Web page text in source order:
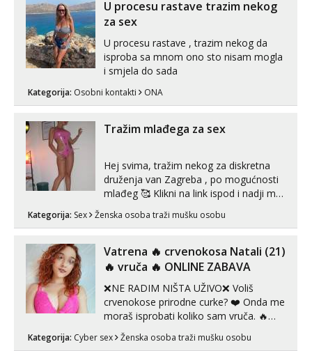
vjeruj mi, takve još nisi vidio. Uvijek sam
spremna za ONLOINE zabavu...
U procesu rastave trazim nekog
za sex
U procesu rastave , trazim nekog da
isproba sa mnom ono sto nisam mogla
i smjela do sada
Kategorija: Osobni kontakti ONA
Tražim mlađega za sex
Hej svima, tražim nekog za diskretna
druženja van Zagreba , po mogućnosti
mlađeg 🥰 Klikni na link ispod i nadji me
Kategorija: Sex Ženska osoba traži mušku osobu
Vatrena ‎️‍🔥 crvenokosa Natali (21)
‎️‍🔥 vruča‎ ️‍🔥 ONLINE ZABAVA
❌NE RADIM NIŠTA UŽIVO❌ Voliš
crvenokose prirodne curke? ❤️ Onda me
moraš isprobati koliko sam vruča.‎ ️‍🔥
MLADA vražica koja ima 100%
prorodne grudi, 💦 Misli su mi uvijek
Kategorija: Cyber sex Ženska osoba traži mušku osobu